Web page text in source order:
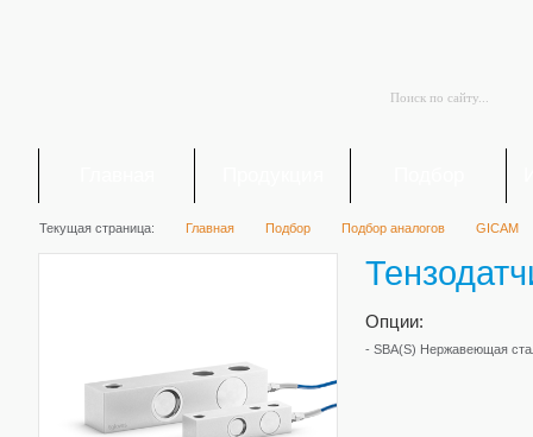
Текущая страница: Главная Подбор Подбор аналогов GICAM
Опции:
- SBA(S) Нержавеющая